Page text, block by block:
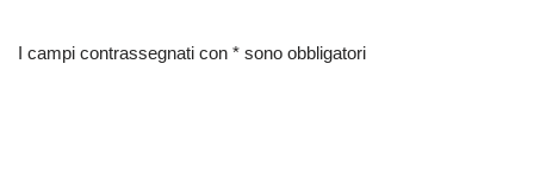
I campi contrassegnati con * sono obbligatori